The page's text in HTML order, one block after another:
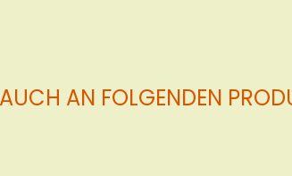
AN FOLGENDEN